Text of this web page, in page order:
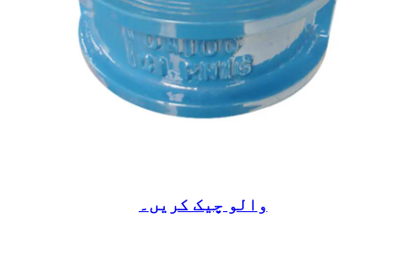
والو چیک کریں۔